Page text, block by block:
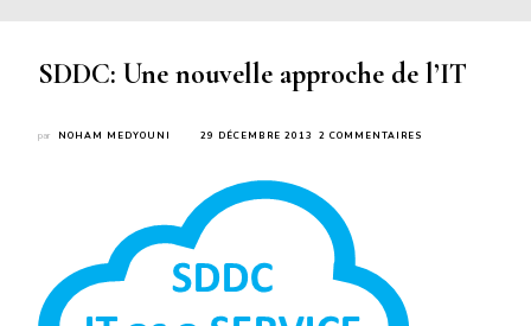
SDDC: Une nouvelle approche de l’IT
par NOHAM MEDYOUNI 29 DÉCEMBRE 2013 2 COMMENTAIRES